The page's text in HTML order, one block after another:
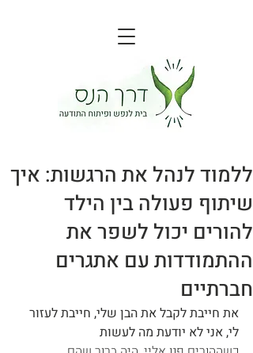
ללמוד לנהל את הרגשות: איך
שיתוף פעולה בין הילד
להורים יכול לשפר את
ההתמודדות עם אתגרים
חברתיים
את חייבת לקבל את הבן שלי, חייבת לעזור
לי, אני לא יודעת מה לעשות